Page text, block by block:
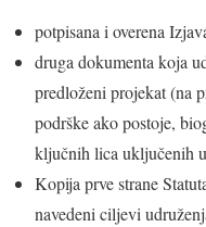
potpisana i overena
druga dokumenta koja
predloženi projekat (na
podrške ako postoje,
ključnih lica uključenih
Kopija prve strane
navedeni ciljevi